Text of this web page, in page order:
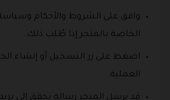
وافق على الشروط والأحكام
الخاصة بالمتجر إذا طُلب ذلك.
اضغط على زر التسجيل أو إنشاء
العملية.
قد يرسل المتجر رسالة تحقق إلى